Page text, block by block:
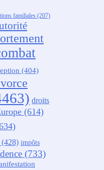
familiales (207)
(404)
droits
(614)
(428) impôts
(733)